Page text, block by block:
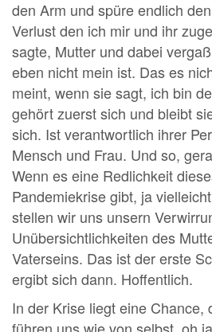
den Arm und spüre endlich
Verlust den ich mir und ihr
sagte, Mutter und dabei
eben nicht mein ist. Das es
meint, wenn sie sagt, ich bin
gehört zuerst sich und bleibt
sich. Ist verantwortlich ihrer
Mensch und Frau. Und so,
Wenn es eine Redlichkeit
Pandemiekrise gibt, ja
stellen wir uns unsern
Unübersichtlichkeiten des
Vaterseins. Das ist der erste
ergibt sich dann. Hoffentlich.
In der Krise liegt eine Chance,